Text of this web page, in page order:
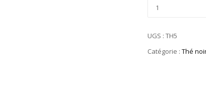
UGS : TH5
Catégorie : Thé